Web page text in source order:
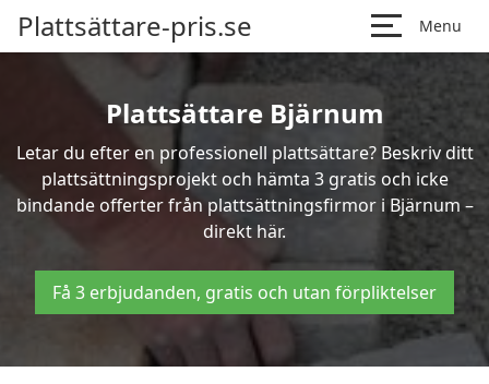
Plattsättare-pris.se Menu
Plattsättare Bjärnum
Letar du efter en professionell plattsättare? Beskriv ditt
plattsättningsprojekt och hämta 3 gratis och icke
bindande offerter från plattsättningsfirmor i Bjärnum –
direkt här.
Få 3 erbjudanden, gratis och utan förpliktelser